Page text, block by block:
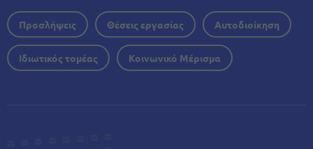
Προσλήψεις Θέσεις εργασίας Αυτοδιοίκηση
Ιδιωτικός τομέας Κοινωνικό Μέρισμα